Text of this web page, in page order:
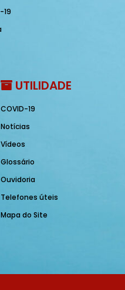
19
UTILIDADE
COVID-19
Notícias
Vídeos
Glossário
Ouvidoria
Telefones úteis
Mapa do Site